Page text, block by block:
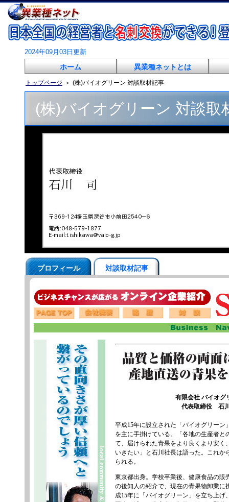
2024年09月03日更新
ホーム 異業種ネットとは
トップページ ＞ (株)バイオグリーン 対談取材記事
(株)バイオグリーン 対談取
プロフィール 対談取材記事